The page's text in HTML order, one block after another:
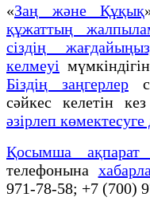
«Заң және Құқық
құжаттың
сіздің
келмеуі
Біздің заңгерлер
сәйкес келетін
әзірлеп
Қосымша
телефонына
971-78-58; +7 (700)